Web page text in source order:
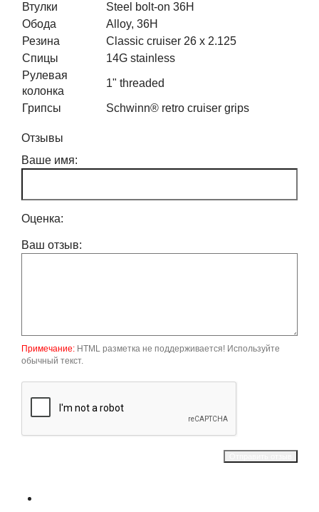
Втулки
Steel bolt-on 36H
Обода
Alloy, 36H
Резина
Classic cruiser 26 x 2.125
Спицы
14G stainless
Рулевая
колонка
1" threaded
Грипсы Schwinn® retro cruiser grips
Отзывы
Ваше имя:
Оценка:
Ваш отзыв:
Примечание: HTML разметка не поддерживается! Используйте
обычный текст.